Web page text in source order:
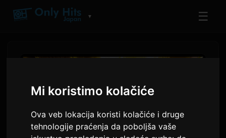
Mi koristimo kolačiće
Ova veb lokacija koristi kolačiće i druge
tehnologije praćenja da poboljša vaše
▼ ☰